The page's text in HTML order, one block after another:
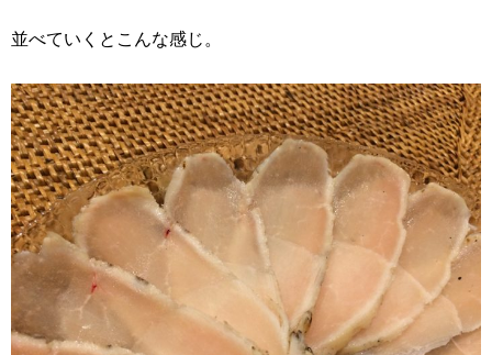
並べていくとこんな感じ。